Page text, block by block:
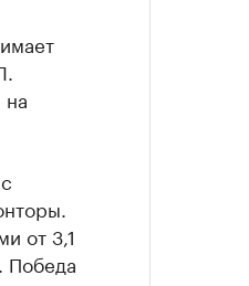
на
от 3,1
Победа